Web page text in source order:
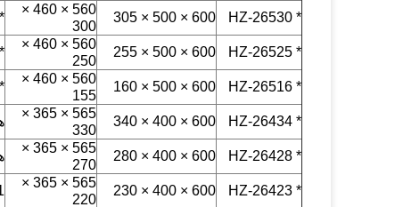
* HZ-26530
600 × 500 × 305
560 × 460 ×
300
* HZ-24317
* HZ-26525
600 × 500 × 255
560 × 460 ×
250
* HZ-24315
* HZ-26516
600 × 500 × 160
560 × 460 ×
155
* HZ-24312
* HZ-26434
600 × 400 × 340
565 × 365 ×
330
* HZ-26428
600 × 400 × 280
565 × 365 ×
270
* HZ-26423
600 × 400 × 230
565 × 365 ×
220